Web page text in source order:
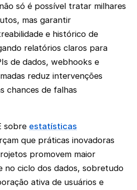
só é possível tratar milhares
mas garantir
e histórico de
relatórios claros para
de dados, webhooks e
reduz intervenções
chances de falhas
sobre estatísticas
que práticas inovadoras
promovem maior
no ciclo dos dados, sobretudo
ativa de usuários e